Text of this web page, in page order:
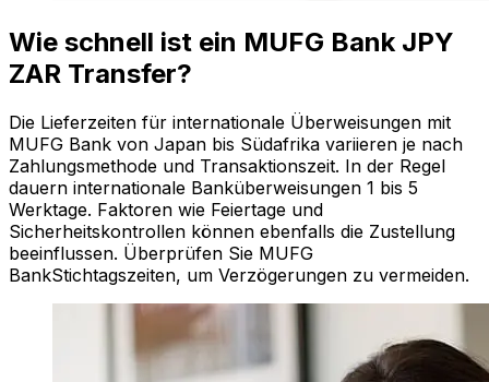
Wie schnell ist ein MUFG Bank JPY
ZAR Transfer?
Die Lieferzeiten für internationale Überweisungen mit
MUFG Bank von Japan bis Südafrika variieren je nach
Zahlungsmethode und Transaktionszeit. In der Regel
dauern internationale Banküberweisungen 1 bis 5
Werktage. Faktoren wie Feiertage und
Sicherheitskontrollen können ebenfalls die Zustellung
beeinflussen. Überprüfen Sie MUFG
BankStichtagszeiten, um Verzögerungen zu vermeiden.